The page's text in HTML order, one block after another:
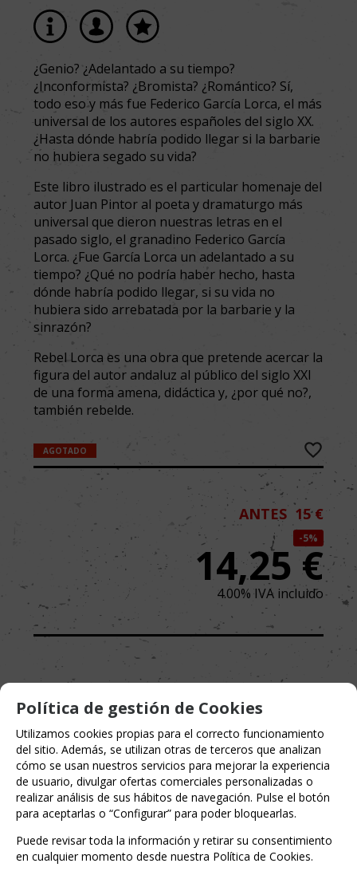
¿Genio? ¿Adelantado a su tiempo?
¿Inconformista? ¿Bromista? ¿Romántico? Sí,
todo eso y más fue Federico García Lorca, el más
universal de los autores españoles del siglo XX.
¿Hasta dónde habría podido llegar si la barbarie
no hubiera segado su vida?
Este libro ilustrado es el particular homenaje del
autor Juan Pintor al poeta y dramaturgo más
universal que dieron nuestras letras en el
pasado siglo, el granadino Federico García
Lorca. ¿Fue García Lorca un adelantado a su
tiempo? ¿Qué no podría haber hecho, hasta
dónde habría podido llegar, si su vida no
hubiera sido arrebatada por la barbarie y la
sinrazón?
Rebel Lorca es una obra que pretende acercar la
figura del autor andaluz al público del siglo XXI
de una forma amena, didáctica y, ¿por qué no?,
también rebelde.
AGOTADO
ANTES 15 €
5%
14,25 €
4.00%IVA incluido
Política de gestión de Cookies
Utilizamos cookies propias para el correcto funcionamiento
del sitio. Además, se utilizan otras de terceros que analizan
cómo se usan nuestros servicios para mejorar la experiencia
de usuario, divulgar ofertas comerciales personalizadas o
realizar análisis de sus hábitos de navegación. Pulse el botón
para aceptarlas o “Configurar” para poder bloquearlas.
Puede revisar toda la información y retirar su consentimiento
en cualquier momento desde nuestra Política de Cookies.